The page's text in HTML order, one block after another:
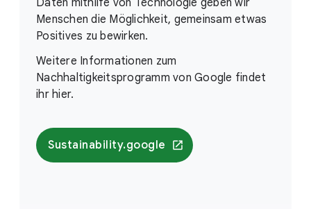
Menschen die Möglichkeit, gemeinsam etwas
Positives zu bewirken.
Weitere Informationen zum
Nachhaltigkeitsprogramm von Google findet
ihr hier.
Sustainability.google